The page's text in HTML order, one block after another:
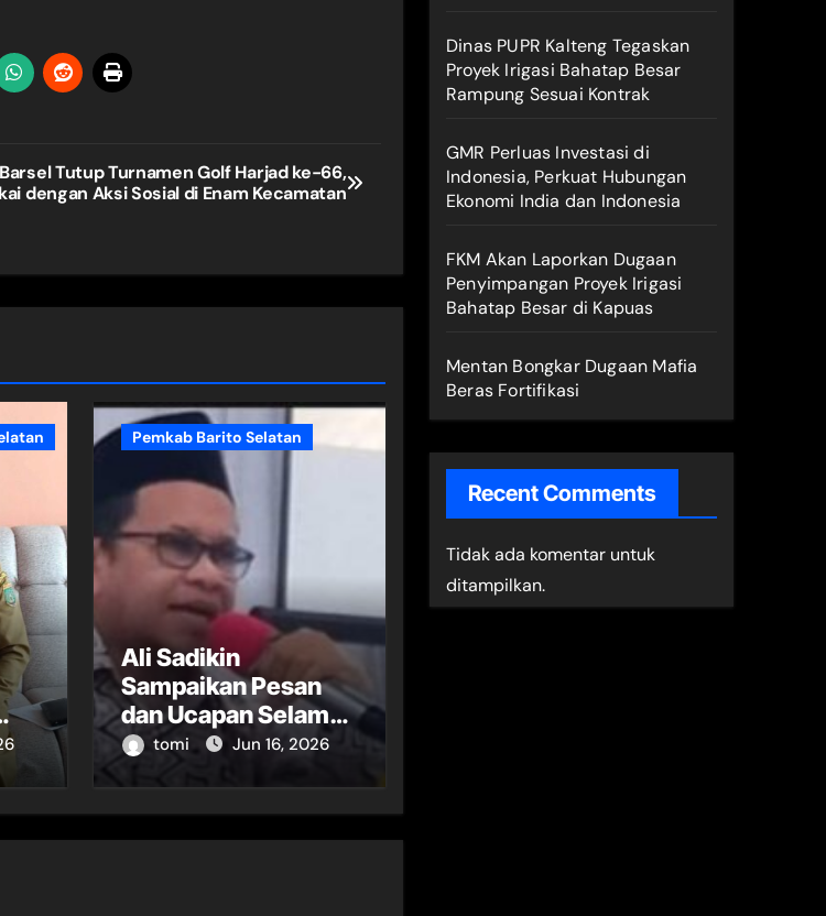
Tutup Turnamen Golf Harjad ke-66,
dengan Aksi Sosial di Enam Kecamatan
Pemkab Barito Selatan
Ali Sadikin
Sampaikan Pesan
dan Ucapan Selamat
Tahun Baru Islam
1448 Hijriah
tomi Jun 16, 2026
Dinas PUPR Kalteng Tegaskan
Proyek Irigasi Bahatap Besar
Rampung Sesuai Kontrak
GMR Perluas Investasi di
Indonesia, Perkuat Hubungan
Ekonomi India dan Indonesia
FKM Akan Laporkan Dugaan
Penyimpangan Proyek Irigasi
Bahatap Besar di Kapuas
Mentan Bongkar Dugaan Mafia
Beras Fortifikasi
Recent Comments
Tidak ada komentar untuk
ditampilkan.